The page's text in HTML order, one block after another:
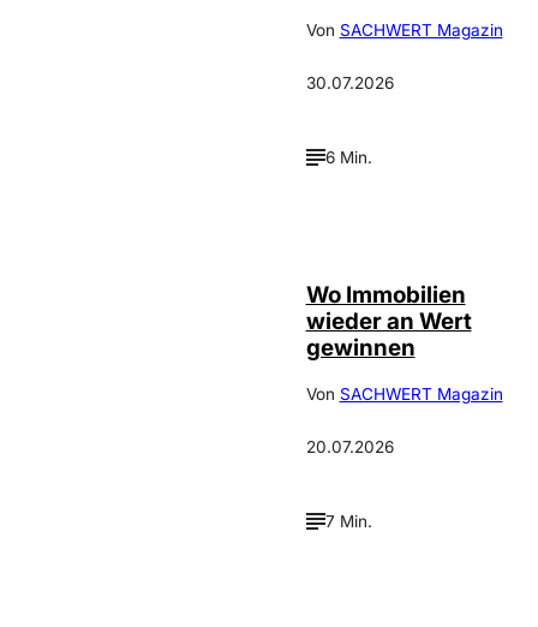
Von SACHWERT Magazin
30.07.2026
6 Min.
Wo Immobilien
wieder an Wert
gewinnen
Von SACHWERT Magazin
20.07.2026
7 Min.